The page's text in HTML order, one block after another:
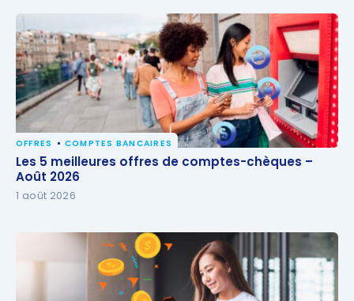
Les 5 meilleures offres de comptes-chèques – Août
2026
OFFRES COMPTES BANCAIRES
Les 5 meilleures offres de comptes-chèques –
Août 2026
1 août 2026